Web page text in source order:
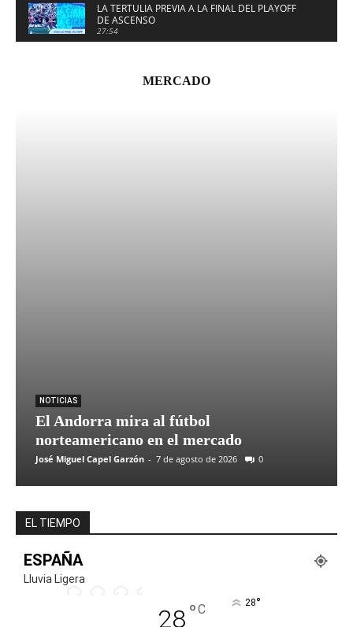
LA TERTULIA PREVIA A LA FINAL DEL PLAYOFF
DE ASCENSO
27:54
MERCADO
NOTICIAS
El Andorra mira al fútbol
norteamericano en el mercado
José Miguel Capel Garzón - 7 de agosto de 2026 0
EL TIEMPO
ESPAÑA
Lluvia Ligera
28°C 28°